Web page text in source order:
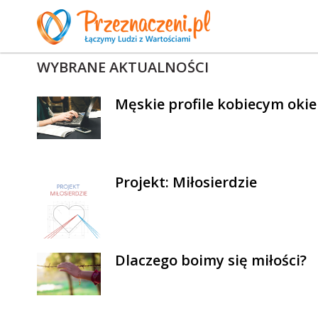
WYBRANE AKTUALNOŚCI
Męskie profile kobiecym
Projekt: Miłosierdzie
Dlaczego boimy się miłości?